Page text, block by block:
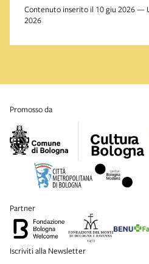
Contenuto inserito il 10 giu 2026 —
2026
promosso da
partner
Iscriviti alla Newsletter